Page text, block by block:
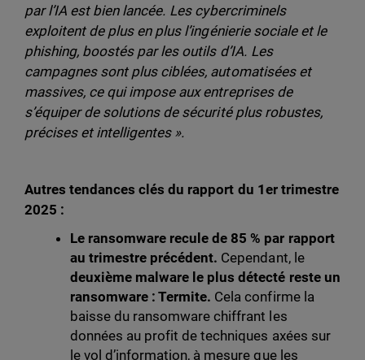
par l’IA est bien lancée. Les cybercriminels
exploitent de plus en plus l’ingénierie sociale et le
phishing, boostés par les outils d’IA. Les
campagnes sont plus ciblées, automatisées et
massives, ce qui impose aux entreprises de
s’équiper de solutions de sécurité plus robustes,
précises et intelligentes ».
Autres tendances clés du rapport du 1er trimestre
2025 :
Le ransomware recule de 85 % par rapport
au trimestre précédent. Cependant, le
deuxième malware le plus détecté reste un
ransomware : Termite. Cela confirme la
baisse du ransomware chiffrant les
données au profit de techniques axées sur
le vol d’information, à mesure que les